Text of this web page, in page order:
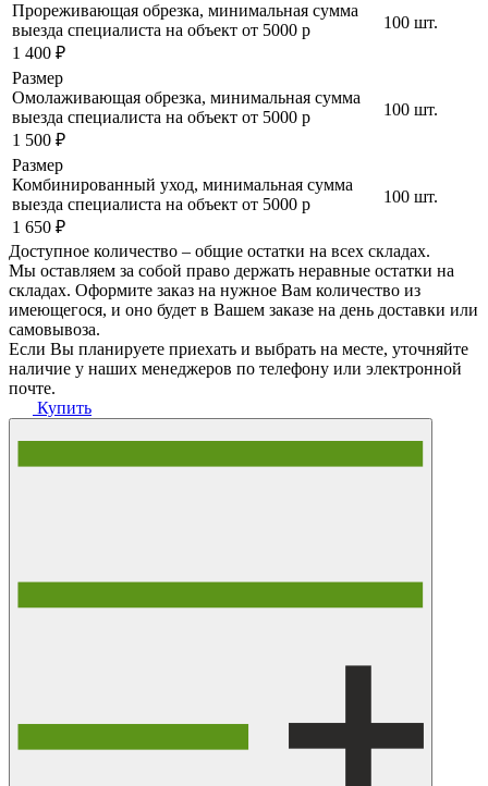
Прореживающая обрезка, минимальная сумма
выезда специалиста на объект от 5000 р
1 400 ₽
100 шт.
Размер
Омолаживающая обрезка, минимальная сумма
выезда специалиста на объект от 5000 р
1 500 ₽
100 шт.
Размер
Комбинированный уход, минимальная сумма
выезда специалиста на объект от 5000 р
1 650 ₽
100 шт.
Доступное количество – общие остатки на всех складах.
Мы оставляем за собой право держать неравные остатки на
складах. Оформите заказ на нужное Вам количество из
имеющегося, и оно будет в Вашем заказе на день доставки или
самовывоза.
Если Вы планируете приехать и выбрать на месте, уточняйте
наличие у наших менеджеров по телефону или электронной
почте.
Купить